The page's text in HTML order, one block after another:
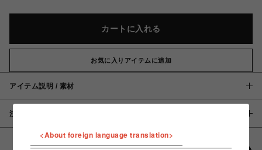
カートに入れる
お気に入りアイテムに追加
アイテム説明 / 素材
注意事項
<About foreign language translation>